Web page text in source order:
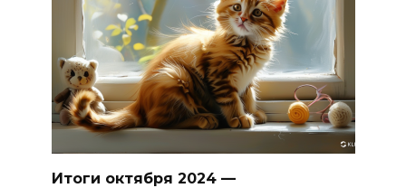
Итоги октября 2024 —